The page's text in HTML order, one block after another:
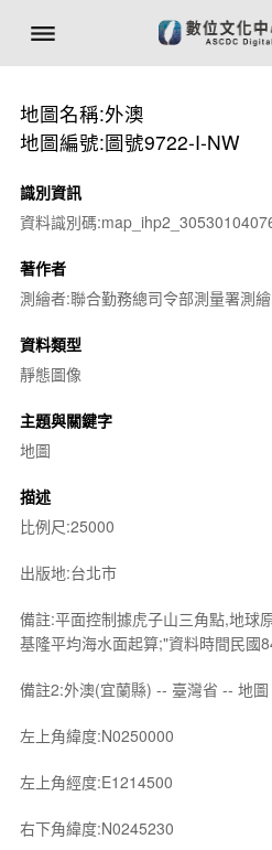
地圖名稱:外澳
地圖編號:圖號9722-I-NW
識別資訊
資料識別碼
著作者
測繪者:聯合勤務總司令部測量署測繪
資料類型
靜態圖像
主題與關鍵字
地圖
描述
比例尺:25000
出版地:台北市
備註:平面控制據虎子山三角點,地球
基隆平均海水面起算;"資料時間民國
備註2:外澳(宜蘭縣) -- 臺灣省 -- 地
左上角緯度:N0250000
左上角經度:E1214500
右下角緯度:N0245230